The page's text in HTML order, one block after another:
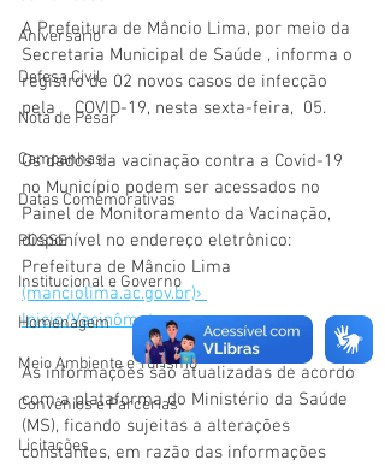
Aniversário
Defesa Civil
Nota de Pesar
Campanhas
Datas Comemorativas
POSSE
Institucional e Governo
Homenagem
Meio Ambiente e Turismo
Convênios e Parcerias
Licitações
A Prefeitura de Mâncio Lima, por meio da
Secretaria Municipal de Saúde , informa o
registro de 02 novos casos de infecção
pela    COVID-19, nesta sexta-feira,  05.
Os dados da vacinação contra a Covid-19
no Município podem ser acessados no
Painel de Monitoramento da Vacinação,
disponível no endereço eletrônico:
Prefeitura de Mâncio Lima
(manciolima.ac.gov.br)›
Inicio/Vacinômetro.
As informações são atualizadas de acordo
com a plataforma do Ministério da Saúde
(MS), ficando sujeitas a alterações
constantes, em razão das informações